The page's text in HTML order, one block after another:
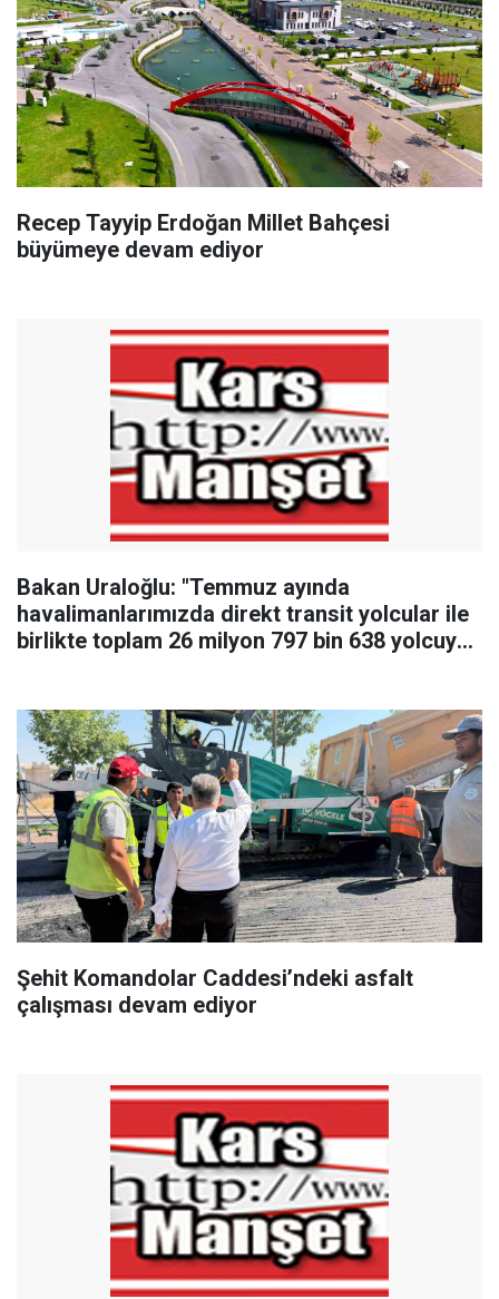
Recep Tayyip Erdoğan Millet Bahçesi
büyümeye devam ediyor
Bakan Uraloğlu: "Temmuz ayında
havalimanlarımızda direkt transit yolcular ile
birlikte toplam 26 milyon 797 bin 638 yolcuya
Şehit Komandolar Caddesi’ndeki asfalt
çalışması devam ediyor